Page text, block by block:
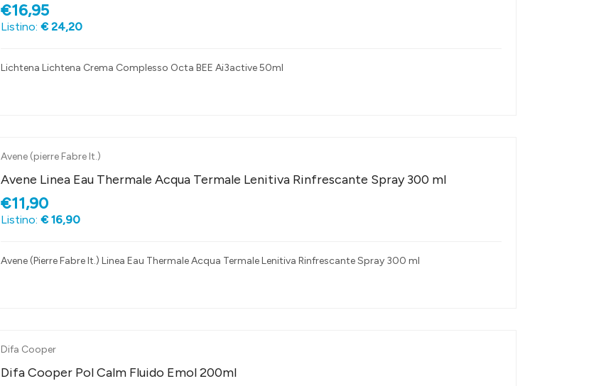
€16,95
Listino: € 24,20
Lichtena Lichtena Crema Complesso Octa BEE Ai3active 50ml
Avene (pierre Fabre It.)
Avene Linea Eau Thermale Acqua Termale Lenitiva Rinfrescante Spray 300 ml
€11,90
Listino: € 16,90
Avene (Pierre Fabre It.) Linea Eau Thermale Acqua Termale Lenitiva Rinfrescante Spray 300 ml
Difa Cooper
Difa Cooper Pol Calm Fluido Emol 200ml